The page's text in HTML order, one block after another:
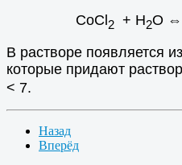
СоCl 2 + Н2О ⇔
В растворе появляется
которые придают
< 7.
Назад
Вперёд